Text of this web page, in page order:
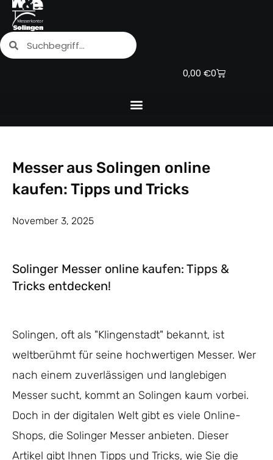
Zum
Inhalt
springen
SucheSuche
0,00 €0
Warenkorb
Messer aus Solingen online
kaufen: Tipps und Tricks
November 3, 2025
Solinger Messer online kaufen: Tipps &
Tricks entdecken!
Solingen, oft als "Klingenstadt" bekannt, ist
weltberühmt für seine hochwertigen Messer. Wer
nach einem zuverlässigen und langlebigen
Messer sucht, kommt an Solingen kaum vorbei.
Doch in der digitalen Welt gibt es viele Online-
Shops, die Solinger Messer anbieten. Dieser
Artikel gibt Ihnen Tipps und Tricks, wie Sie die